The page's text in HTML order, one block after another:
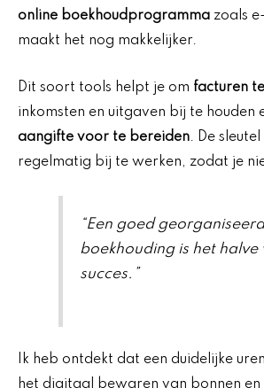
online boekhoudprogramma zoals
maakt het nog makkelijker.
Dit soort tools helpt je om facturen
inkomsten en uitgaven bij te houden
aangifte voor te bereiden. De
regelmatig bij te werken, zodat je
“Een goed
boekhouding is het halve
succes.”
Ik heb ontdekt dat een duidelijke
het digitaal bewaren van bonnen en